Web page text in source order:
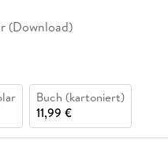
(Download)
Buch (kartoniert)
11,99 €